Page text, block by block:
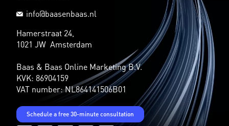
info@baasenbaas.nl
Hamerstraat 24,
1021 JW Amsterdam
Baas & Baas Online Marketing B.V.
KVK: 86904159
VAT number: NL864141506B01
Schedule a free 30-minute consultation